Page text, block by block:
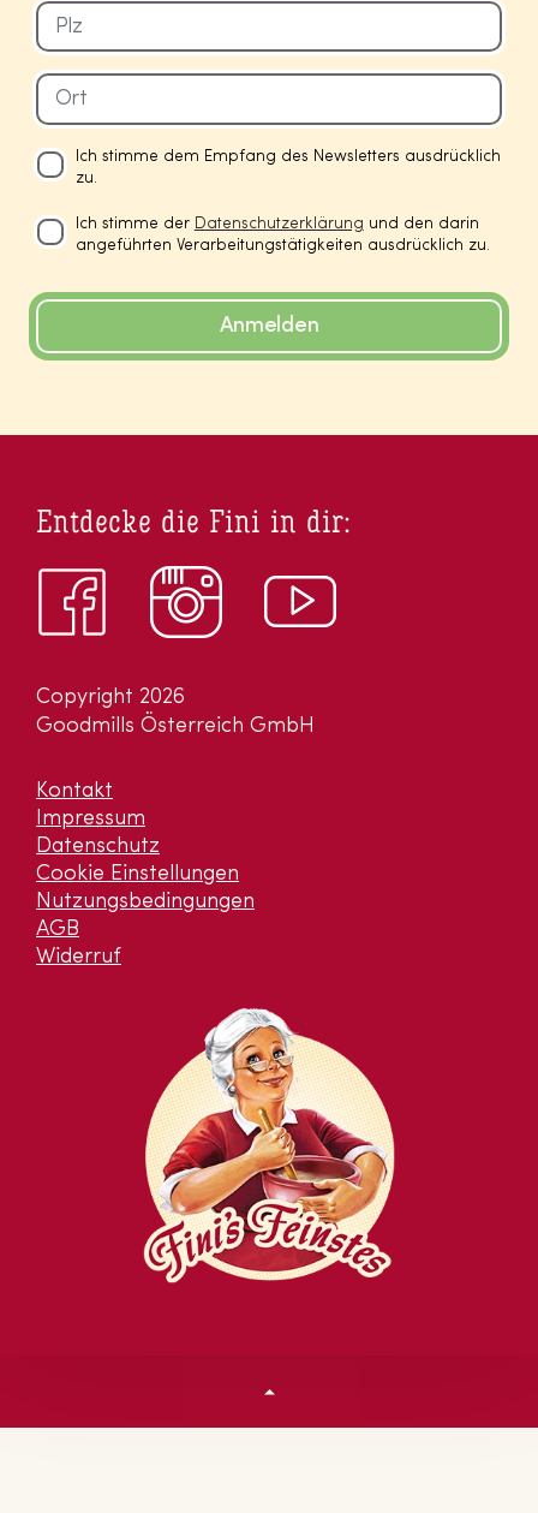
Ich stimme dem Empfang des Newsletters ausdrücklich
zu.
Ich stimme der Datenschutzerklärung und den darin
angeführten Verarbeitungstätigkeiten ausdrücklich zu.
Anmelden
Copyright 2026
Goodmills Österreich GmbH
Kontakt
Impressum
Datenschutz
Cookie Einstellungen
Nutzungsbedingungen
AGB
Widerruf
Entdecke die Fini in dir: